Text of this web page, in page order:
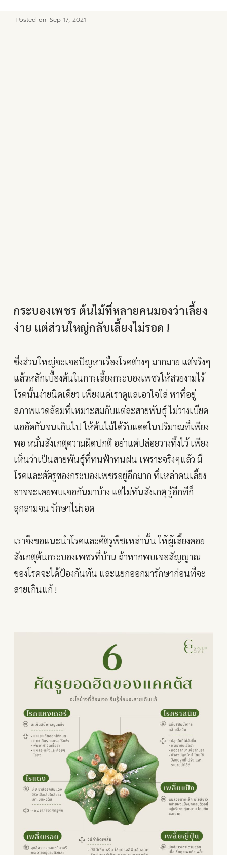
Posted on: Sep 17, 2021
กระบองเพชร ต้นไม้ที่หลายคนมองว่าเลี้ยง
ง่าย แต่ส่วนใหญ่กลับเลี้ยงไม่รอด !​
ซึ่งส่วนใหญ่จะเจอปัญหาเรื่องโรคต่างๆ มากมาย แต่จริงๆ
แล้วหลักเบื้องต้นในการเลี้ยงกระบองเพชรให้สวยงามไร้
โรคนั้นง่ายนิดเดียว เพียงแค่เราดูแลเอาใจใส่ หาที่อยู่
สภาพแวดล้อมที่เหมาะสมกับแต่ละสายพันธุ์ ไม่วางเบียด
แออัดกันจนเกินไป ให้ต้นไม้ได้รับแดดในปริมาณที่เพียง
พอ หมั่นสังเกตุความผิดปกติ อย่าแค่ปล่อยวางทิ้งไว้ เพียง
เห็นว่าเป็นสายพันธุ์ที่ทนฟ้าทนฝน เพราะจริงๆแล้ว มี
โรคและศัตรูของกระบองเพชรอยู่อีกมาก ที่เหล่าคนเลี้ยง
อาจจะเคยพบเจอกันมาบ้าง แต่ไม่ทันสังเกตุ รู้อีกทีก็
ลุกลามจน รักษาไม่รอด
เราจึงขอแนะนำโรคและศัตรูพืชเหล่านั้น ให้ผู้เลี้ยงคอย
สังเกตุต้นกระบองเพชรที่บ้าน ถ้าหากพบเจอสัญญาณ
ของโรคจะได้ป้องกันทัน และแยกออกมารักษาก่อนที่จะ
สายเกินแก้ !